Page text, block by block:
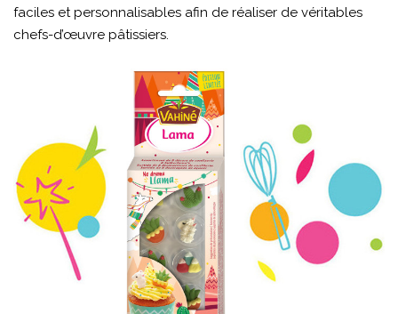
faciles et personnalisables afin de réaliser de véritables
chefs-d’œuvre pâtissiers.